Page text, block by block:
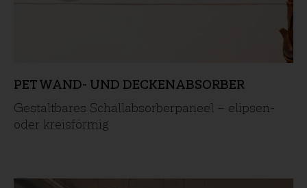
PET WAND- UND DECKENABSORBER
Gestaltbares Schallabsorberpaneel – elipsen-
oder kreisförmig